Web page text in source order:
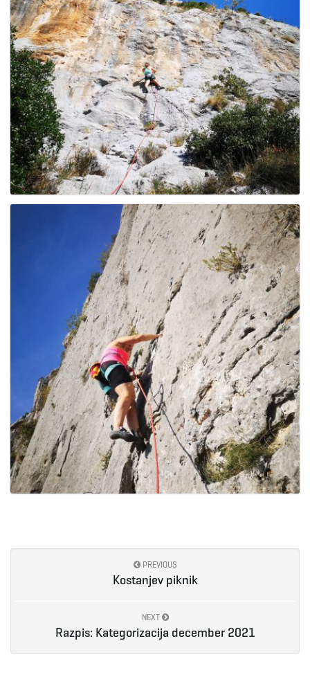
PREVIOUS
Kostanjev piknik
NEXT
Razpis: Kategorizacija december 2021